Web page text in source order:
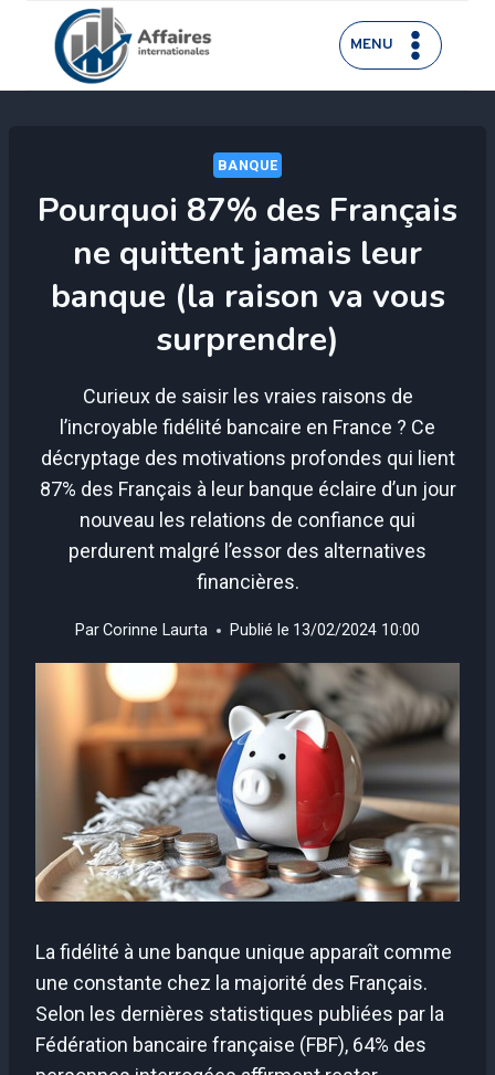
contenu
MENU
BANQUE
Pourquoi 87% des Français
ne quittent jamais leur
banque (la raison va vous
surprendre)
Curieux de saisir les vraies raisons de
l’incroyable fidélité bancaire en France ? Ce
décryptage des motivations profondes qui lient
87% des Français à leur banque éclaire d’un jour
nouveau les relations de confiance qui
perdurent malgré l’essor des alternatives
financières.
ParCorinne Laurta Publié le 13/02/2024 10:00
La fidélité à une banque unique apparaît comme
une constante chez la majorité des Français.
Selon les dernières statistiques publiées par la
Fédération bancaire française (FBF), 64% des